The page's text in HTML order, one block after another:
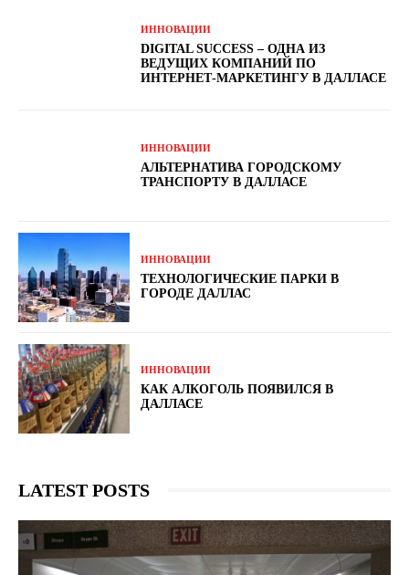
ИННОВАЦИИ
DIGITAL SUCCESS – ОДНА ИЗ
ВЕДУЩИХ КОМПАНИЙ ПО
ИНТЕРНЕТ-МАРКЕТИНГУ В ДАЛЛАСЕ
ИННОВАЦИИ
АЛЬТЕРНАТИВА ГОРОДСКОМУ
ТРАНСПОРТУ В ДАЛЛАСЕ
ИННОВАЦИИ
ТЕХНОЛОГИЧЕСКИЕ ПАРКИ В
ГОРОДЕ ДАЛЛАС
ИННОВАЦИИ
КАК АЛКОГОЛЬ ПОЯВИЛСЯ В
ДАЛЛАСЕ
LATEST POSTS